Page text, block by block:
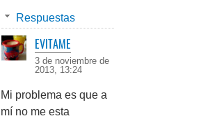
Respuestas
EVITAME
3 de noviembre de
2013, 13:24
Mi problema es que a
mí no me esta